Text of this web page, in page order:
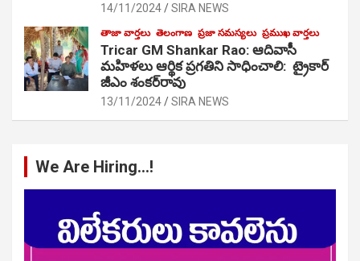
14/11/2024 SIRA NEWS
తాజా వార్తలు తెలంగాణ ప్రజా సమస్యలు ప్రముఖ వార్తలు
Tricar GM Shankar Rao: ఆదివాసీ
మహిళలు ఆర్థిక ప్రగతిని సాధించాలి: ట్రైకార్
జీఎం శంకర్‌రావు
13/11/2024 SIRA NEWS
We Are Hiring…!